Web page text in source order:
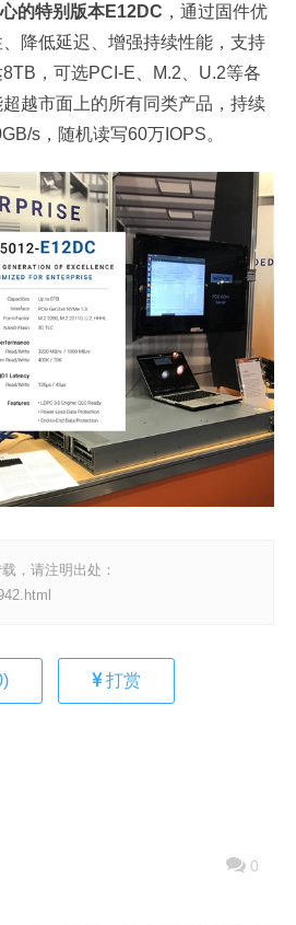
的特别版本E12DC ，通过固件优
降低延迟、增强持续性能，支持
，可选PCI-E、M.2、U.2等各
越市面上的所有同类产品，持续
s，随机读写60万IOPS。
，请注明出处：
) 打赏
0